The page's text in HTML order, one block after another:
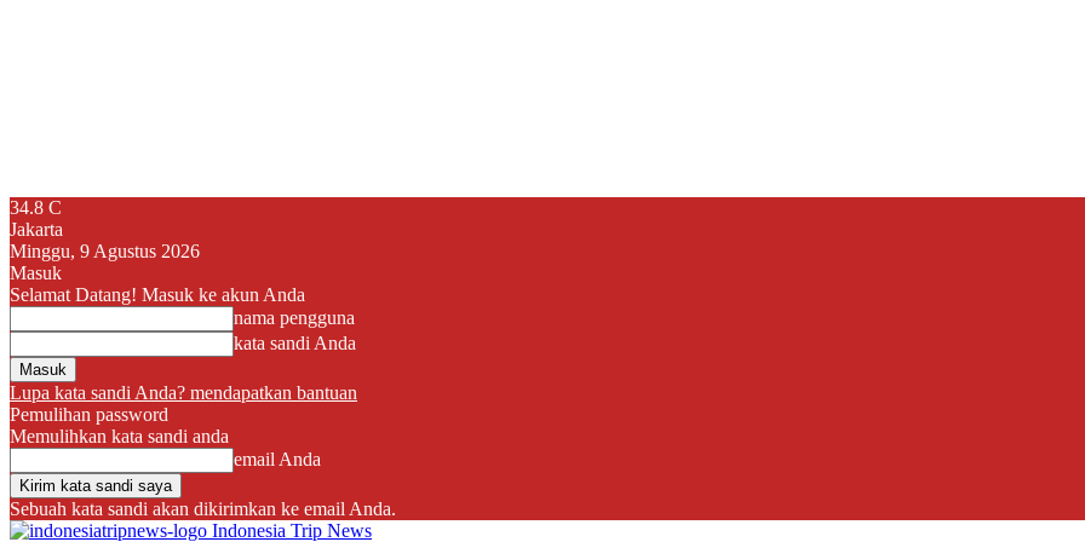
34.8 C
Jakarta
Minggu, 9 Agustus 2026
Masuk
Selamat Datang! Masuk ke akun Anda
nama pengguna
kata sandi Anda
Lupa kata sandi Anda? mendapatkan bantuan
Pemulihan password
Memulihkan kata sandi anda
email Anda
Sebuah kata sandi akan dikirimkan ke email Anda.
Indonesia Trip News